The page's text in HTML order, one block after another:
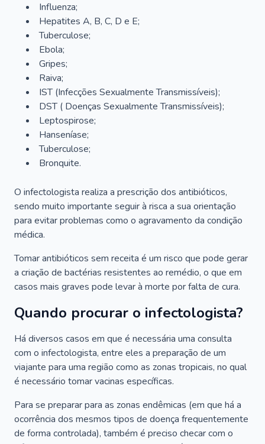
Influenza;
Hepatites A, B, C, D e E;
Tuberculose;
Ebola;
Gripes;
Raiva;
IST (Infecções Sexualmente Transmissíveis);
DST ( Doenças Sexualmente Transmissíveis);
Leptospirose;
Hanseníase;
Tuberculose;
Bronquite.
O infectologista realiza a prescrição dos antibióticos,
sendo muito importante seguir à risca a sua orientação
para evitar problemas como o agravamento da condição
médica.
Tomar antibióticos sem receita é um risco que pode gerar
a criação de bactérias resistentes ao remédio, o que em
casos mais graves pode levar à morte por falta de cura.
Quando procurar o infectologista?
Há diversos casos em que é necessária uma consulta
com o infectologista, entre eles a preparação de um
viajante para uma região como as zonas tropicais, no qual
é necessário tomar vacinas específicas.
Para se preparar para as zonas endêmicas (em que há a
ocorrência dos mesmos tipos de doença frequentemente
de forma controlada), também é preciso checar com o